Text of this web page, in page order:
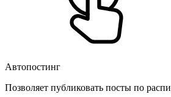
Автопостинг
Позволяет публиковать посты по